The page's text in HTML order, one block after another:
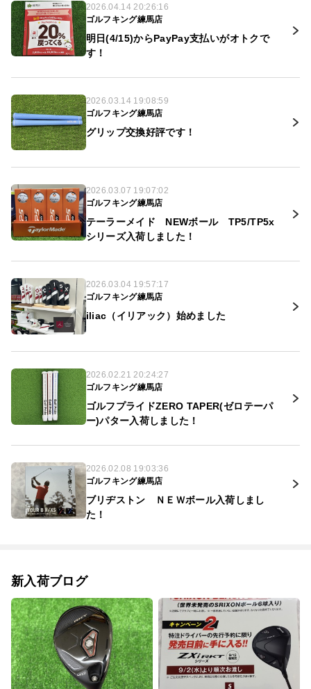
2026.04.14 20:26:16
ゴルフキング練馬店
明日(4/15)からPayPay支払いがオトクで
す！
2026.03.14 19:08:59
ゴルフキング練馬店
グリップ交換好評です！
2026.03.07 19:07:02
ゴルフキング練馬店
テーラーメイド NEWボール TP5/TP5x
シリーズ入荷しました！
2026.03.04 19:57:17
ゴルフキング練馬店
iliac（イリアック）始めました
2026.02.21 20:24:27
ゴルフキング練馬店
ゴルフプライドZERO TAPER(ゼロテーパ
ー)パター入荷しました！
2026.02.08 19:03:36
ゴルフキング練馬店
ブリヂストン ＮＥＷボール入荷しまし
た！
新入荷ブログ